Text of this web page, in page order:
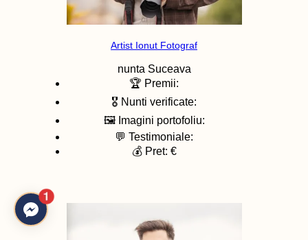
Artist Ionut Fotograf
nunta Suceava
🏆 Premii:
🎖️ Nunti verificate:
🖼️ Imagini portofoliu:
💬 Testimoniale:
💰 Pret: €